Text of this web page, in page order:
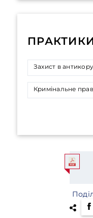
Захист в
Кримінальне